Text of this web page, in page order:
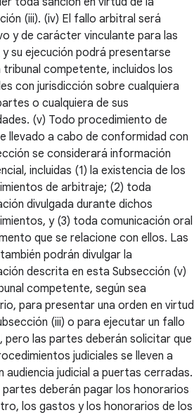
(iii). (iv) El fallo arbitral será
y de carácter vinculante para las
su ejecución podrá presentarse
tribunal competente, incluidos los
con jurisdicción sobre cualquiera
o cualquiera de sus
(v) Todo procedimiento de
llevado a cabo de conformidad con
se considerará información
incluidas (1) la existencia de los
de arbitraje; (2) toda
divulgada durante dichos
y (3) toda comunicación oral
que se relacione con ellos. Las
podrán divulgar la
descrita en esta Subsección (v)
competente, según sea
para presentar una orden en virtud
(iii) o para ejecutar un fallo
pero las partes deberán solicitar que
judiciales se lleven a
audiencia judicial a puertas cerradas.
partes deberán pagar los honorarios
los gastos y los honorarios de los